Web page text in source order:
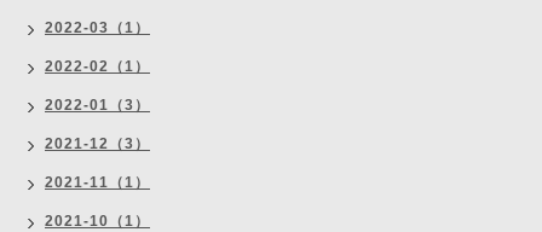
2022-03（1）
2022-02（1）
2022-01（3）
2021-12（3）
2021-11（1）
2021-10（1）